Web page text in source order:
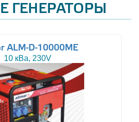
ГЕНЕРАТОРЫ
ALM-D-10000ME
10 кВа, 230V